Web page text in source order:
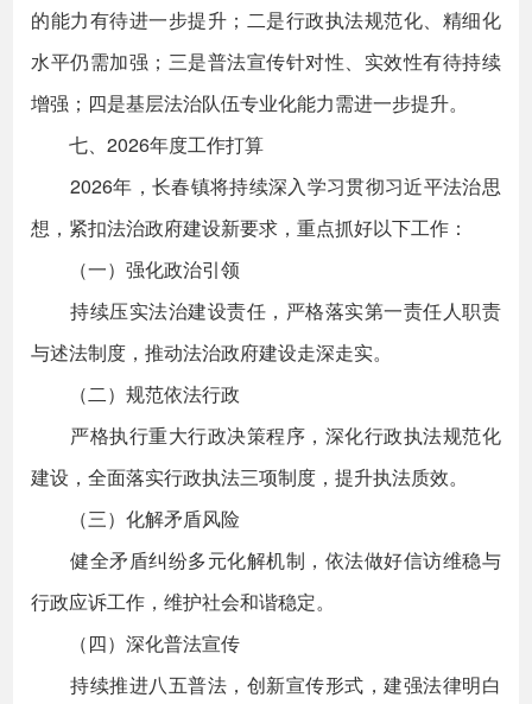
的能力有待进一步提升；二是行政执法规范化、精细化
水平仍需加强；三是普法宣传针对性、实效性有待持续
增强；四是基层法治队伍专业化能力需进一步提升。
七、2026年度工作打算
2026年，长春镇将持续深入学习贯彻习近平法治思
想，紧扣法治政府建设新要求，重点抓好以下工作：
（一）强化政治引领
持续压实法治建设责任，严格落实第一责任人职责
与述法制度，推动法治政府建设走深走实。
（二）规范依法行政
严格执行重大行政决策程序，深化行政执法规范化
建设，全面落实行政执法三项制度，提升执法质效。
（三）化解矛盾风险
健全矛盾纠纷多元化解机制，依法做好信访维稳与
行政应诉工作，维护社会和谐稳定。
（四）深化普法宣传
持续推进八五普法，创新宣传形式，建强法律明白